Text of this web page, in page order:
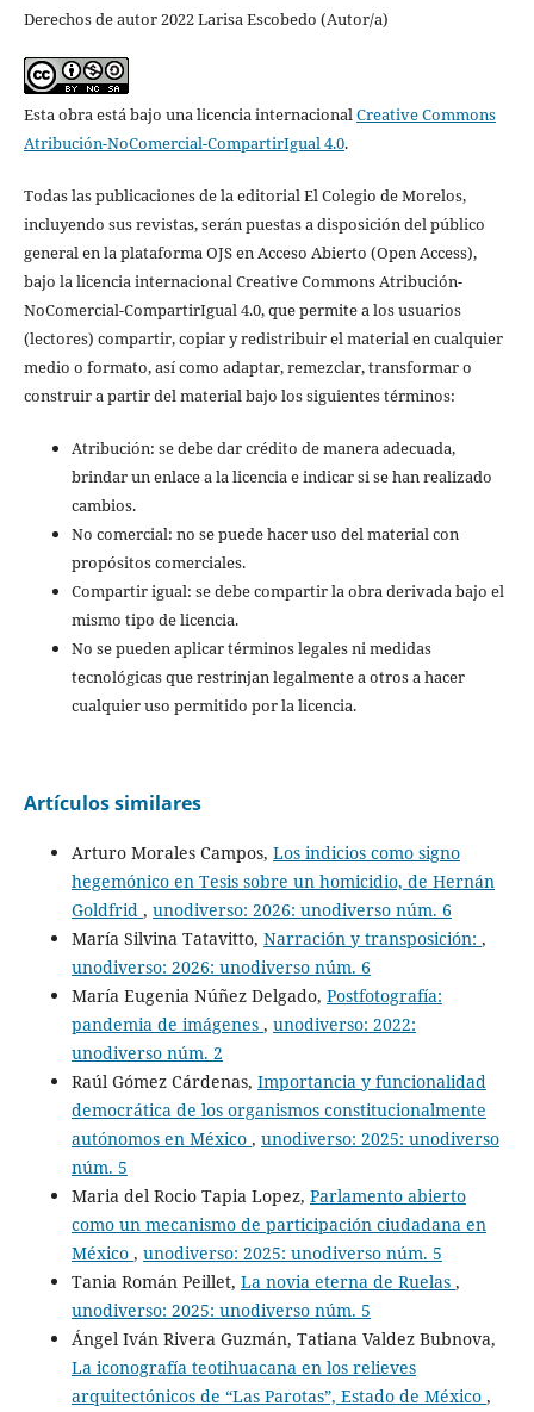
Derechos de autor 2022 Larisa Escobedo (Autor/a)
Esta obra está bajo una licencia internacionalCreative Commons
Atribución-NoComercial-CompartirIgual 4.0.
Todas las publicaciones de la editorial El Colegio de Morelos,
incluyendo sus revistas, serán puestas a disposición del público
general en la plataforma OJS en Acceso Abierto (Open Access),
bajo la licencia internacional Creative Commons Atribución-
NoComercial-CompartirIgual 4.0, que permite a los usuarios
(lectores) compartir, copiar y redistribuir el material en cualquier
medio o formato, así como adaptar, remezclar, transformar o
construir a partir del material bajo los siguientes términos:
Atribución: se debe dar crédito de manera adecuada,
brindar un enlace a la licencia e indicar si se han realizado
cambios.
No comercial: no se puede hacer uso del material con
propósitos comerciales.
Compartir igual: se debe compartir la obra derivada bajo el
mismo tipo de licencia.
No se pueden aplicar términos legales ni medidas
tecnológicas que restrinjan legalmente a otros a hacer
cualquier uso permitido por la licencia.
Artículos similares
Arturo Morales Campos, Los indicios como signo
hegemónico en Tesis sobre un homicidio, de Hernán
Goldfrid , unodiverso: 2026: unodiverso núm. 6
María Silvina Tatavitto, Narración y transposición: ,
unodiverso: 2026: unodiverso núm. 6
María Eugenia Núñez Delgado, Postfotografía:
pandemia de imágenes , unodiverso: 2022:
unodiverso núm. 2
Raúl Gómez Cárdenas, Importancia y funcionalidad
democrática de los organismos constitucionalmente
autónomos en México , unodiverso: 2025: unodiverso
núm. 5
Maria del Rocio Tapia Lopez, Parlamento abierto
como un mecanismo de participación ciudadana en
México , unodiverso: 2025: unodiverso núm. 5
Tania Román Peillet, La novia eterna de Ruelas ,
unodiverso: 2025: unodiverso núm. 5
Ángel Iván Rivera Guzmán, Tatiana Valdez Bubnova,
La iconografía teotihuacana en los relieves
arquitectónicos de “Las Parotas”, Estado de México ,